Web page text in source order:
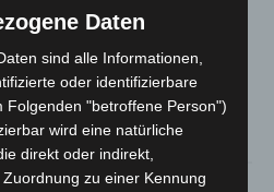
°C 21.1°
°
0.5m/s 63%
Daten
sind alle Informationen,
oder identifizierbare
Folgenden "betroffene Person")
wird eine natürliche
direkt oder indirekt,
zu einer Kennung